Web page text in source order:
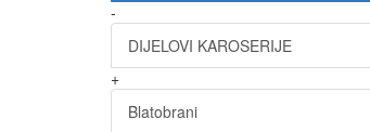
-
DIJELOVI KAROSERIJE
+
Blatobrani